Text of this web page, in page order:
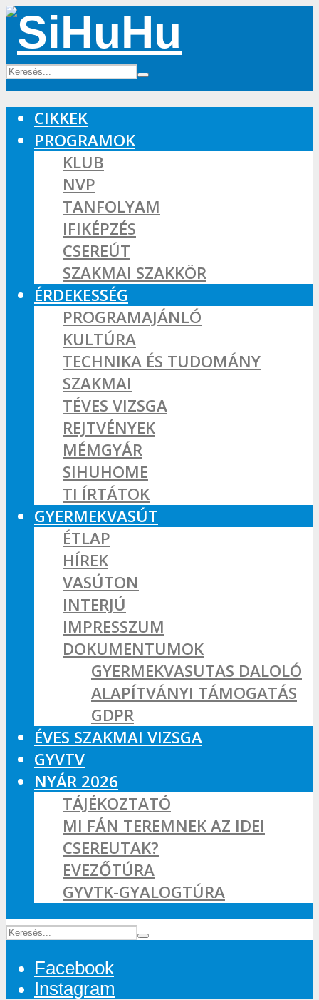
CIKKEK
PROGRAMOK
KLUB
NVP
TANFOLYAM
IFIKÉPZÉS
CSEREÚT
SZAKMAI SZAKKÖR
ÉRDEKESSÉG
PROGRAMAJÁNLÓ
KULTÚRA
TECHNIKA ÉS TUDOMÁNY
SZAKMAI
TÉVES VIZSGA
REJTVÉNYEK
MÉMGYÁR
SIHUHOME
TI ÍRTÁTOK
GYERMEKVASÚT
ÉTLAP
HÍREK
VASÚTON
INTERJÚ
IMPRESSZUM
DOKUMENTUMOK
GYERMEKVASUTAS DALOLÓ
ALAPÍTVÁNYI TÁMOGATÁS
GDPR
ÉVES SZAKMAI VIZSGA
GYVTV
NYÁR 2026
TÁJÉKOZTATÓ
MI FÁN TEREMNEK AZ IDEI
CSEREUTAK?
EVEZŐTÚRA
GYVTK-GYALOGTÚRA
Facebook
Instagram